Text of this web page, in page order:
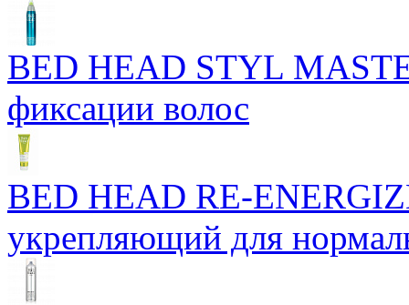
BED HEAD STYL
фиксации волос
BED HEAD RE-
укрепляющий для